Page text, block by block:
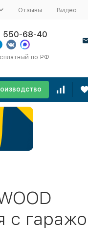
Отзывы Видео
550-68-40
по РФ
с